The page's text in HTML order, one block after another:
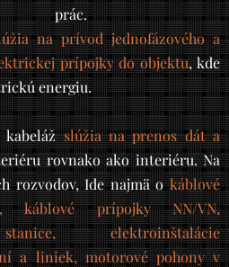
prác.
na prívod jednofázového a
prípojky do objektu, kde
energiu.
kabelážslúžia na prenos dát a
rovnako ako interiéru. Na
rozvodov, Ide najmä okáblové
prípojky NN/VN,
elektroinštalácie
a liniek, motorové pohony v